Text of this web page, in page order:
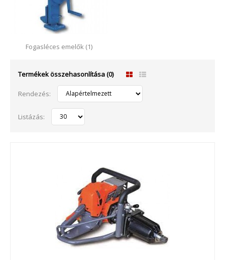
Fogasléces emelők (1)
Termékek összehasonlítása (0)
Rendezés:
Listázás: